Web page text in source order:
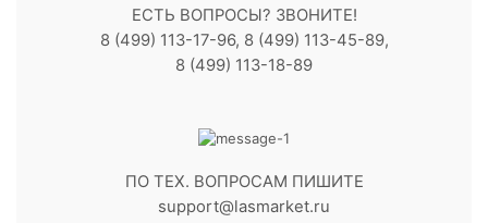
ЕСТЬ ВОПРОСЫ? ЗВОНИТЕ!
8 (499) 113-17-96, 8 (499) 113-45-89,
8 (499) 113-18-89
ПО ТЕХ. ВОПРОСАМ ПИШИТЕ
support@lasmarket.ru